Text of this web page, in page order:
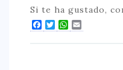
Si te ha gustado,
Facebook
Twitter
WhatsApp